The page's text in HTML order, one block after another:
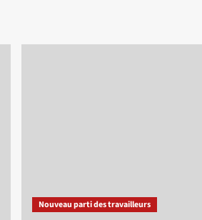
Nouveau parti des travailleurs